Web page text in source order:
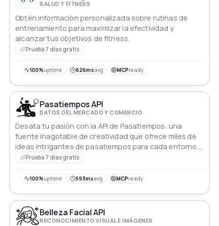
SALUD Y FITNESS
Obtén información personalizada sobre rutinas de
entrenamiento para maximizar la efectividad y
alcanzar tus objetivos de fitness.
Prueba 7 días gratis
100%uptime 626msavg MCPready
Pasatiempos API
DATOS DEL MERCADO Y COMERCIO
Desata tu pasión con la API de Pasatiempos: una
fuente inagotable de creatividad que ofrece miles de
ideas intrigantes de pasatiempos para cada entorno.
Ya sea que busques consuelo en la soledad o emoción
a tu ambiente. Eleva tu tiempo libre con una variedad
explorados.
Prueba 7 días gratis
100%uptime 593msavg MCPready
Belleza Facial API
RECONOCIMIENTO VISUAL E IMÁGENES